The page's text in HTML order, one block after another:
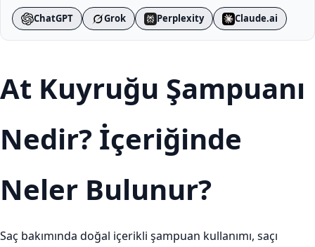
ChatGPT Grok Perplexity Claude.ai
At Kuyruğu Şampuanı
Nedir? İçeriğinde
Neler Bulunur?
Saç bakımında doğal içerikli şampuan kullanımı, saçı